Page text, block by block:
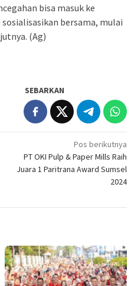
bisa masuk ke
bersama, mulai
(Ag)
SEBARKAN
Pos berikutnya
PT OKI Pulp & Paper Mills Raih
Juara 1 Paritrana Award Sumsel
2024